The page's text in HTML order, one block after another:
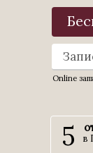
Online
5 в